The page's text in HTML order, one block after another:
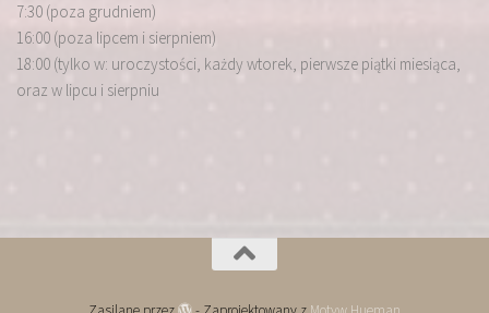
7:30 (poza grudniem)
16:00 (poza lipcem i sierpniem)
18:00 (tylko w: uroczystości, każdy wtorek, pierwsze piątki miesiąca,
oraz w lipcu i sierpniu